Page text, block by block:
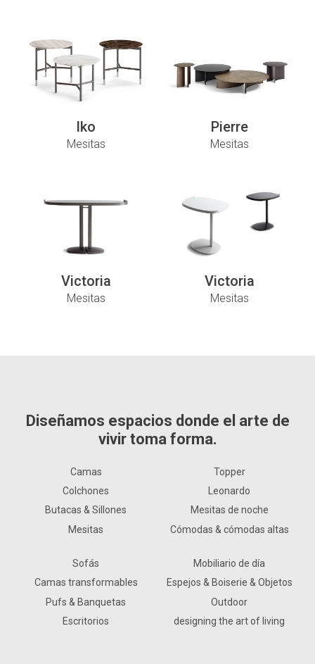
Iko
Mesitas
Pierre
Mesitas
Victoria
Mesitas
Victoria
Mesitas
Diseñamos espacios donde el arte de
vivir toma forma.
Camas
Colchones
Butacas & Sillones
Mesitas
Topper
Leonardo
Mesitas de noche
Cómodas & cómodas altas
Sofás
Camas transformables
Pufs & Banquetas
Escritorios
Mobiliario de día
Espejos & Boiserie & Objetos
Outdoor
designing the art of living